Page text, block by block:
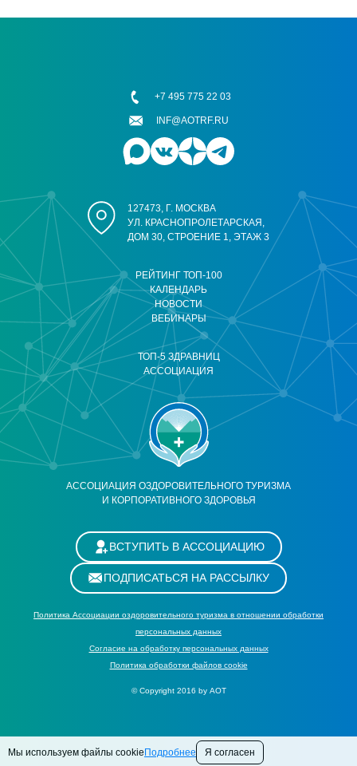
АССОЦИАЦИЯ ОЗДОРОВИТЕЛЬНОГО ТУРИЗМА
И КОРПОРАТИВНОГО ЗДОРОВЬЯ
РЕЙТИНГ ТОП-100
КАЛЕНДАРЬ
НОВОСТИ
ВЕБИНАРЫ
ТОП-5 ЗДРАВНИЦ
АССОЦИАЦИЯ
127473, Г. МОСКВА
УЛ. КРАСНОПРОЛЕТАРСКАЯ,
ДОМ 30, СТРОЕНИЕ 1, ЭТАЖ 3
+7 495 775 22 03
INF@AOTRF.RU
ВСТУПИТЬ В АССОЦИАЦИЮ
ПОДПИСАТЬСЯ НА РАССЫЛКУ
Политика Ассоциации оздоровительного туризма в отношении обработки
персональных данных
Cогласие на обработку персональных данных
Политика обработки файлов cookie
© Copyright 2016 by АОТ
Мы используем файлы cookie Подробнее Я согласен